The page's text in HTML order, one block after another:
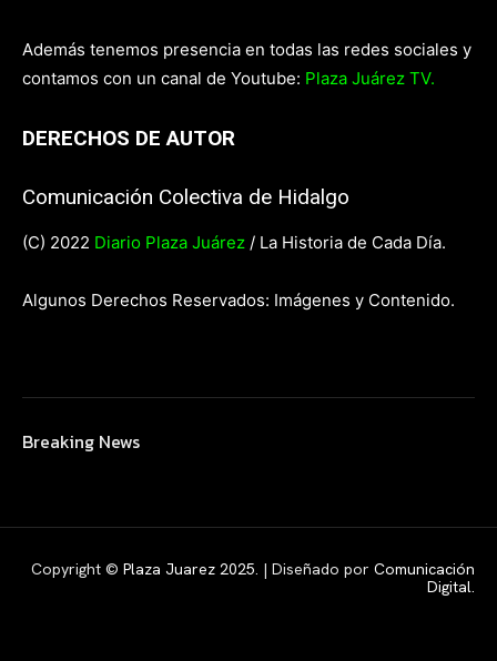
Además tenemos presencia en todas las redes sociales y
contamos con un canal de Youtube: Plaza Juárez TV.
DERECHOS DE AUTOR
Comunicación Colectiva de Hidalgo
(C) 2022 Diario Plaza Juárez / La Historia de Cada Día.
Algunos Derechos Reservados: Imágenes y Contenido.
Breaking News
Copyright © Plaza Juarez 2025. | Diseñado por Comunicación
Digital.